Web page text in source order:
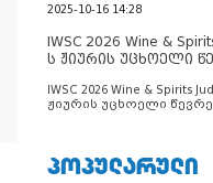
2025-10-16 14:28
IWSC 2026 Wine &
ს ჟიურის უცხოელი
IWSC 2026 Wine & Spirits
ჟიურის უცხოელი
ᲞᲝᲞᲣᲚᲐᲠᲣᲚᲘ